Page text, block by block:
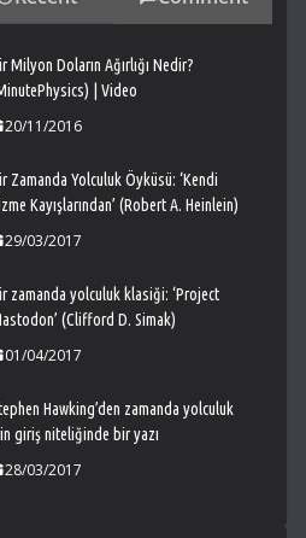
Milyon Doların Ağırlığı Nedir?
| Video
20/11/2016
Zamanda Yolculuk Öyküsü: ‘Kendi
Kayışlarından’ (Robert A. Heinlein)
29/03/2017
zamanda yolculuk klasiği: ‘Project
(Clifford D. Simak)
01/04/2017
Hawking’den zamanda yolculuk
giriş niteliğinde bir yazı
28/03/2017